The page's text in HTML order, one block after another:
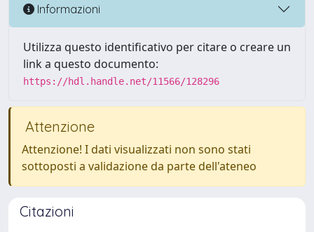
Informazioni
Utilizza questo identificativo per citare o creare un
link a questo documento:
https://hdl.handle.net/11566/128296
Attenzione
Attenzione! I dati visualizzati non sono stati
sottoposti a validazione da parte dell'ateneo
Citazioni